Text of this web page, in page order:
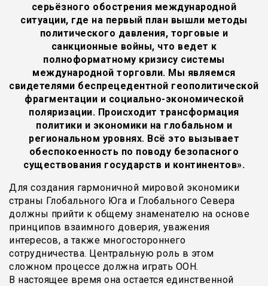
серьёзного обострения международной
ситуации, где на первый план вышли методы
политического давления, торговые и
санкционные войны, что ведет к
полноформатному кризису системы
международной торговли. Мы являемся
свидетелями беспрецедентной геополитической
фрагментации и социально-экономической
поляризации. Происходит трансформация
политики и экономики на глобальном и
региональном уровнях. Всё это вызывает
обеспокоенность по поводу безопасного
существования государств и континентов».
Для создания гармоничной мировой экономики
страны Глобального Юга и Глобального Севера
должны прийти к общему знаменателю на основе
принципов взаимного доверия, уважения
интересов, а также многостороннего
сотрудничества. Центральную роль в этом
сложном процессе должна играть ООН.
В настоящее время она остается единственной